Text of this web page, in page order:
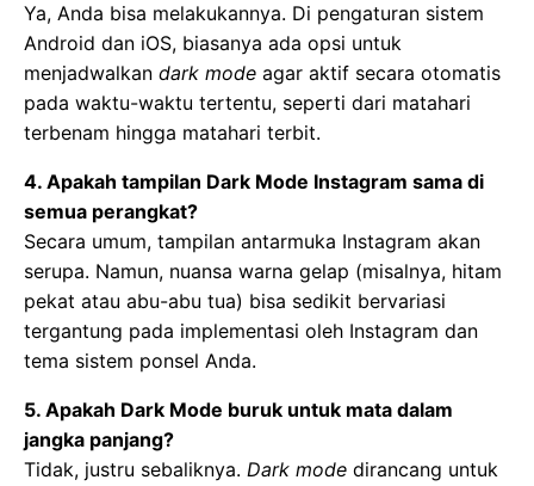
Ya, Anda bisa melakukannya. Di pengaturan sistem
Android dan iOS, biasanya ada opsi untuk
menjadwalkan dark mode agar aktif secara otomatis
pada waktu-waktu tertentu, seperti dari matahari
terbenam hingga matahari terbit.
4. Apakah tampilan Dark Mode Instagram sama di
semua perangkat?
Secara umum, tampilan antarmuka Instagram akan
serupa. Namun, nuansa warna gelap (misalnya, hitam
pekat atau abu-abu tua) bisa sedikit bervariasi
tergantung pada implementasi oleh Instagram dan
tema sistem ponsel Anda.
5. Apakah Dark Mode buruk untuk mata dalam
jangka panjang?
Tidak, justru sebaliknya. Dark mode dirancang untuk